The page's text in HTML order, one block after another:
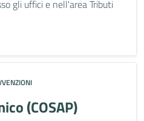
gli uffici e nell'area Tributi
(COSAP)